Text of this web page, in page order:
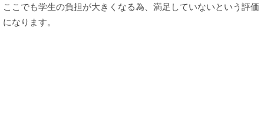
ここでも学生の負担が大きくなる為、満足していないという評価
になります。